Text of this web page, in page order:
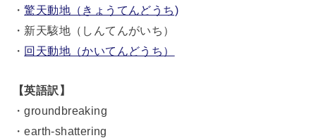
・驚天動地（きょうてんどうち)
・新天駭地（しんてんがいち）
・ 回天動地（かいてんどうち）
【英語訳】
・groundbreaking
・earth-shattering